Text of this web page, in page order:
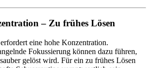
– Zu frühes Lösen
eine hohe Konzentration.
Fokussierung können dazu führen,
gelöst wird. Für ein zu frühes Lösen